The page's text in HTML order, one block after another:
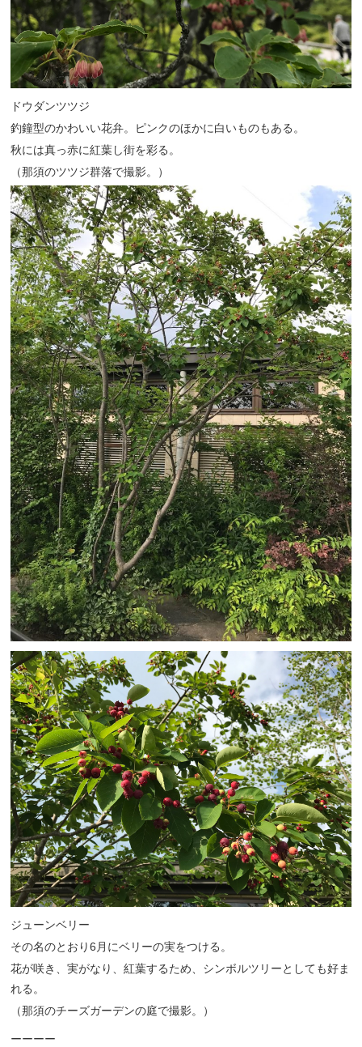
ドウダンツツジ
釣鐘型のかわいい花弁。ピンクのほかに白いものもある。
秋には真っ赤に紅葉し街を彩る。
（那須のツツジ群落で撮影。）
ジューンベリー
その名のとおり6月にベリーの実をつける。
花が咲き、実がなり、紅葉するため、シンボルツリーとしても好ま
れる。
（那須のチーズガーデンの庭で撮影。）
ーーーー